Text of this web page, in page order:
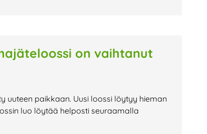
on vaihtanut
uuteen paikkaan. Uusi loossi löytyy hieman
luo löytää helposti seuraamalla